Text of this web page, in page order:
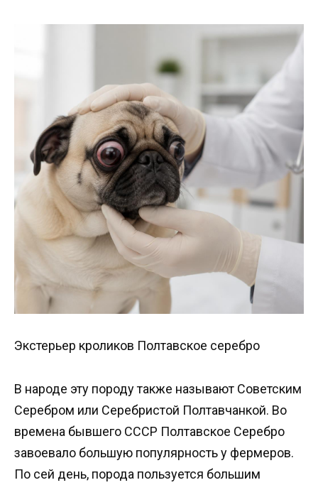
Экстерьер кроликов Полтавское серебро
В народе эту породу также называют Советским
Серебром или Серебристой Полтавчанкой. Во
времена бывшего СССР Полтавское Серебро
завоевало большую популярность у фермеров.
По сей день, порода пользуется большим